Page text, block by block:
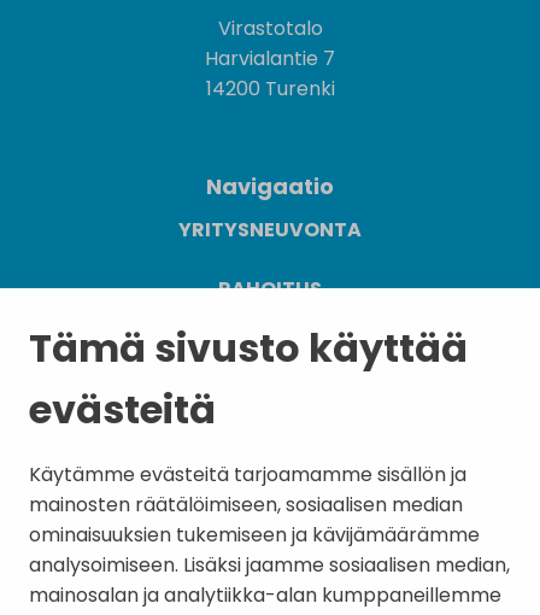
Tämä sivusto käyttää
evästeitä
Käytämme evästeitä tarjoamamme sisällön ja
mainosten räätälöimiseen, sosiaalisen median
ominaisuuksien tukemiseen ja kävijämäärämme
analysoimiseen. Lisäksi jaamme sosiaalisen median,
mainosalan ja analytiikka-alan kumppaneillemme
Virastotalo
Harvialantie 7
14200 Turenki
Navigaatio
YRITYSNEUVONTA
RAHOITUS
SIJOITU JANAKKALAAN
YHTEYSTIEDOT